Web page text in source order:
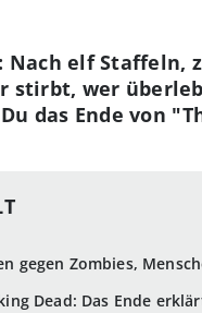
gegen Zombies,
Dead: Das Ende
Nach elf Staffeln,
stirbt, wer
das Ende von